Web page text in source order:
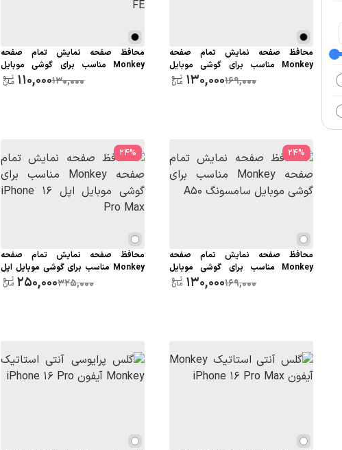
محافظ صفحه نمایش تمام صفحه
Monkey مناسب برای گوشی موبایل
169,000
130,000
محافظ صفحه نمایش تمام صفحه
Monkey مناسب برای گوشی موبایل
130,000
110,000
%
24
محافظ صفحه نمایش تمام صفحه
Monkey مناسب برای گوشی موبایل
169,000
130,000
%
24
محافظ صفحه نمایش تمام صفحه
Monkey مناسب برای گوشی موبایل اپل
iPhone 16 Pro Max
325,000
250,000